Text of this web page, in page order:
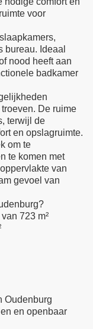
voor
bureau. Ideaal
nood heeft aan
badkamer
De ruime
terwijl de
en opslagruimte.
om te
te komen met
van
gevoel van
723 m²
Oudenburg
en openbaar